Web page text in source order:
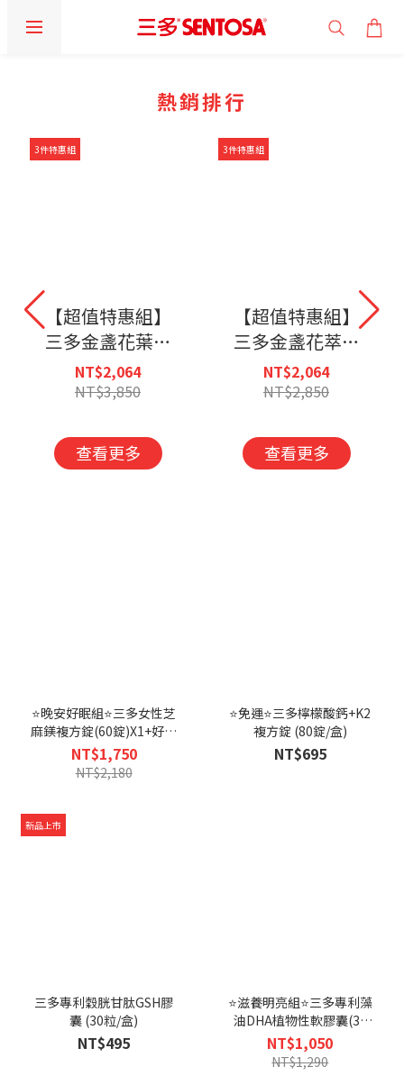
熱銷排行
3件特惠組
【超值特惠組】
三多金盞花葉黃
素Plus蝦紅素軟
膠囊(50粒/盒)X3
物金
NT$2,064
NT$3,850
查看更多
3件特惠組
【超值特惠組】
三多金盞花萃取
物(含葉黃素)複
方軟膠囊 (100粒/
折抵購物金
NT$2,064
NT$2,850
查看更多
⭐晚安好眠組⭐三多女性芝
麻鎂複方錠(60錠)X1+好入
睡芝麻萃取物+色胺酸植物
性膠囊 (60粒)X2-恕不折抵
購物金
NT$1,750
NT$2,180
⭐免運⭐三多檸檬酸鈣+K2
複方錠 (80錠/盒)
NT$695
新品上市
三多專利穀胱甘肽GSH膠
囊 (30粒/盒)
NT$495
⭐滋養明亮組⭐三多專利藻
油DHA植物性軟膠囊(30
粒)+游離型葉黃素+黑醋栗
複方錠(30錠/盒)x1盒-恕不
折抵購物金
NT$1,050
NT$1,290